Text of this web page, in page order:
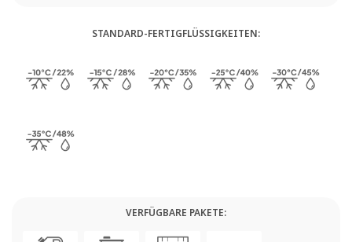
STANDARD-FERTIGFLÜSSIGKEITEN:
VERFÜGBARE PAKETE: